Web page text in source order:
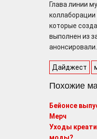
Глава линии
которые
выполнен из
анонсировали.
Дайджест
Похожие
Бейонсе
Мерч
Уходы